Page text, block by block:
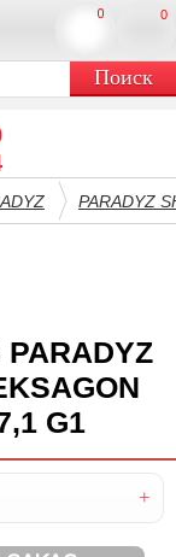
0
0
PARADYZ
PARADYZ
G1